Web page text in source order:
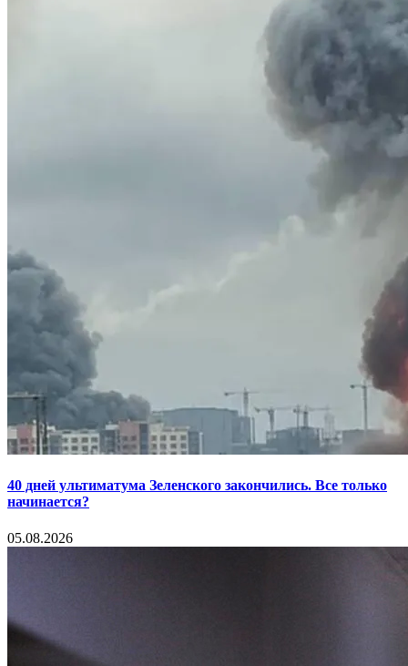
40 дней ультиматума Зеленского закончились. Все только
начинается?
05.08.2026